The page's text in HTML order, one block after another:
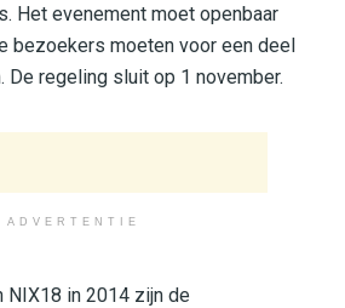
Het evenement moet openbaar
bezoekers moeten voor een deel
De regeling sluit op 1 november.
ADVERTENTIE
NIX18 in 2014 zijn de